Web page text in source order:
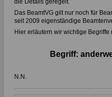
die Details geregelt.
Das BeamtVG gilt nur noch für
seit 2009 eigenständige
Hier erläutern wir wichtige Begriffe
Begriff:
N.N.